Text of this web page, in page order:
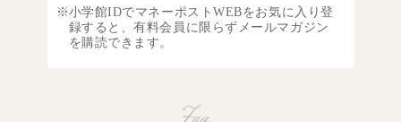
小学館IDでマネーポストWEBをお気に入り登
録すると、有料会員に限らずメールマガジン
を購読できます。